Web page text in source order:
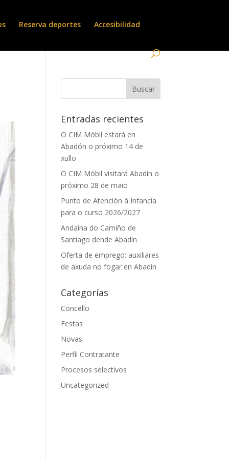
Reserva deportes Accesibilidad
Entradas recientes
O CIM Móbil estará en
Abadón o próximo 14 de
xullo
O CIM Móbil visitará Abadín o
próximo 28 de maio
Punto de Atención á Infancia
para o curso 2026/2027
Andaina do Camiño de
Santiago dende Abadín
Oferta de emprego: auxiliares
de axuda no fogar en Abadín
Categorías
Concello
Festas
Novas
Perfil Contratante
Procesos selectivos
Uncategorized